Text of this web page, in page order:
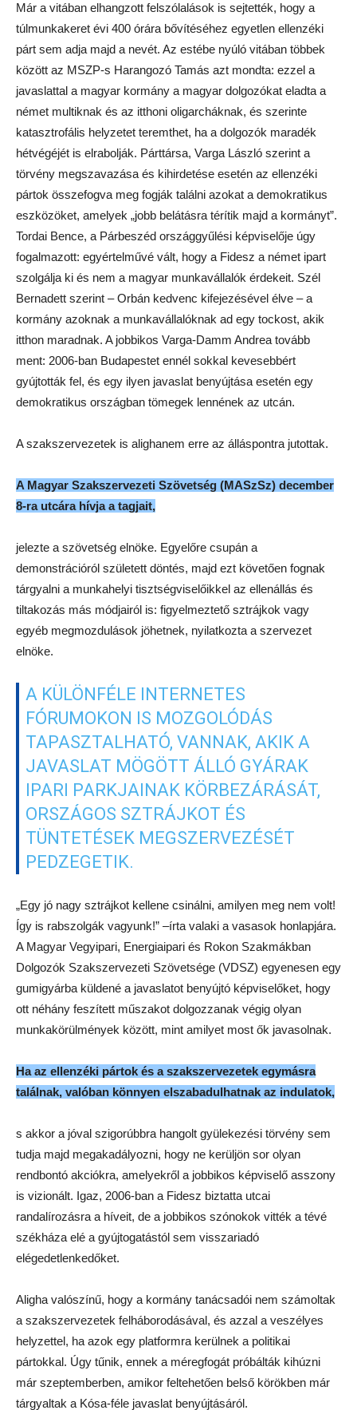
Már a vitában elhangzott felszólalások is sejtették, hogy a
túlmunkakeret évi 400 órára bővítéséhez egyetlen ellenzéki
párt sem adja majd a nevét. Az estébe nyúló vitában többek
között az MSZP-s Harangozó Tamás azt mondta: ezzel a
javaslattal a magyar kormány a magyar dolgozókat eladta a
német multiknak és az itthoni oligarcháknak, és szerinte
katasztrofális helyzetet teremthet, ha a dolgozók maradék
hétvégéjét is elrabolják. Párttársa, Varga László szerint a
törvény megszavazása és kihirdetése esetén az ellenzéki
pártok összefogva meg fogják találni azokat a demokratikus
eszközöket, amelyek „jobb belátásra térítik majd a kormányt”.
Tordai Bence, a Párbeszéd országgyűlési képviselője úgy
fogalmazott: egyértelművé vált, hogy a Fidesz a német ipart
szolgálja ki és nem a magyar munkavállalók érdekeit. Szél
Bernadett szerint – Orbán kedvenc kifejezésével élve – a
kormány azoknak a munkavállalóknak ad egy tockost, akik
itthon maradnak. A jobbikos Varga-Damm Andrea tovább
ment: 2006-ban Budapestet ennél sokkal kevesebbért
gyújtották fel, és egy ilyen javaslat benyújtása esetén egy
demokratikus országban tömegek lennének az utcán.
A szakszervezetek is alighanem erre az álláspontra jutottak.
A Magyar Szakszervezeti Szövetség (MASzSz) december
8-ra utcára hívja a tagjait,
jelezte a szövetség elnöke. Egyelőre csupán a
demonstrációról született döntés, majd ezt követően fognak
tárgyalni a munkahelyi tisztségviselőikkel az ellenállás és
tiltakozás más módjairól is: figyelmeztető sztrájkok vagy
egyéb megmozdulások jöhetnek, nyilatkozta a szervezet
elnöke.
A KÜLÖNFÉLE INTERNETES
FÓRUMOKON IS MOZGOLÓDÁS
TAPASZTALHATÓ, VANNAK, AKIK A
JAVASLAT MÖGÖTT ÁLLÓ GYÁRAK
IPARI PARKJAINAK KÖRBEZÁRÁSÁT,
ORSZÁGOS SZTRÁJKOT ÉS
TÜNTETÉSEK MEGSZERVEZÉSÉT
PEDZEGETIK.
„Egy jó nagy sztrájkot kellene csinálni, amilyen meg nem volt!
Így is rabszolgák vagyunk!” –írta valaki a vasasok honlapjára.
A Magyar Vegyipari, Energiaipari és Rokon Szakmákban
Dolgozók Szakszervezeti Szövetsége (VDSZ) egyenesen egy
gumigyárba küldené a javaslatot benyújtó képviselőket, hogy
ott néhány feszített műszakot dolgozzanak végig olyan
munkakörülmények között, mint amilyet most ők javasolnak.
Ha az ellenzéki pártok és a szakszervezetek egymásra
találnak, valóban könnyen elszabadulhatnak az indulatok,
s akkor a jóval szigorúbbra hangolt gyülekezési törvény sem
tudja majd megakadályozni, hogy ne kerüljön sor olyan
rendbontó akciókra, amelyekről a jobbikos képviselő asszony
is vizionált. Igaz, 2006-ban a Fidesz biztatta utcai
randalírozásra a híveit, de a jobbikos szónokok vitték a tévé
székháza elé a gyújtogatástól sem visszariadó
elégedetlenkedőket.
Aligha valószínű, hogy a kormány tanácsadói nem számoltak
a szakszervezetek felháborodásával, és azzal a veszélyes
helyzettel, ha azok egy platformra kerülnek a politikai
pártokkal. Úgy tűnik, ennek a méregfogát próbálták kihúzni
már szeptemberben, amikor feltehetően belső körökben már
tárgyaltak a Kósa-féle javaslat benyújtásáról.